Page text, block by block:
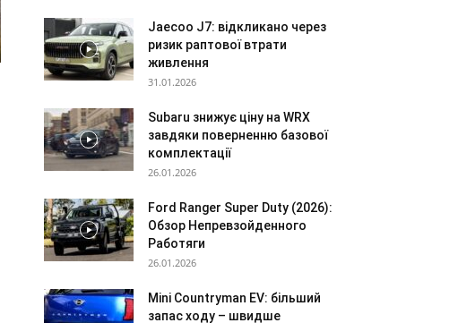
Jaecoo J7: відкликано через
ризик раптової втрати
живлення
31.01.2026
Subaru знижує ціну на WRX
завдяки поверненню базової
комплектації
26.01.2026
Ford Ranger Super Duty (2026):
Обзор Непревзойденного
Работяги
26.01.2026
Mini Countryman EV: більший
запас ходу – швидше